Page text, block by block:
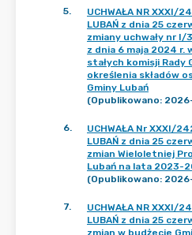
5.
UCHWAŁA NR XXXI/
LUBAŃ z dnia 25
zmiany uchwały nr I/
z dnia 6 maja 2024 r.
stałych komisji Rady
określenia składów
Gminy Lubań
(Opublikowano:
6.
UCHWAŁA Nr XXXI/
LUBAŃ z dnia 25
zmian Wieloletniej
Lubań na lata 2023-
(Opublikowano:
7.
UCHWAŁA NR XXXI/
LUBAŃ z dnia 25
zmian w budżecie